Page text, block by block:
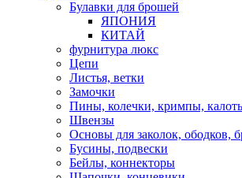
Булавки для брошей
ЯПОНИЯ
КИТАЙ
фурнитура люкс
Цепи
Листья, ветки
Замочки
Пины, колечки, кримпы,
Швензы
Основы для заколок, ободков,
Бусины, подвески
Бейлы, коннекторы